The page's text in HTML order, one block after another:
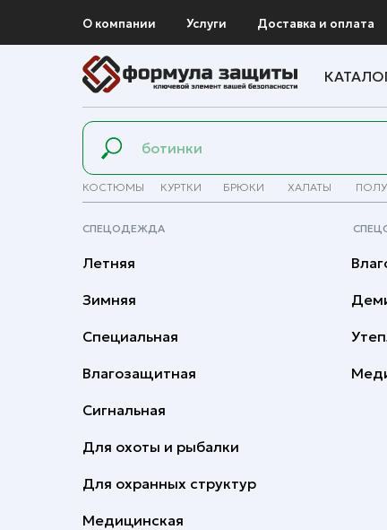
О компании Услуги Доставка и оплата
ХАЛАТЫ
БРЮКИ
КОСТЮМЫ КУРТКИ
Летняя
Для охранных структур
Зимняя
Специальная
Влагозащитная
Сигнальная
Для охоты и рыбалки
Медицинская
СПЕЦОДЕЖДА